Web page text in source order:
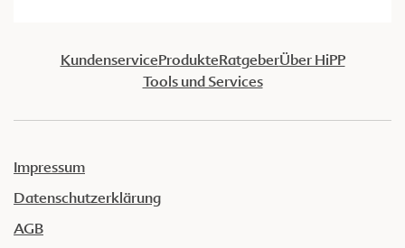
KundenserviceProdukteRatgeberÜber HiPP
Tools und Services
Impressum
Datenschutzerklärung
AGB